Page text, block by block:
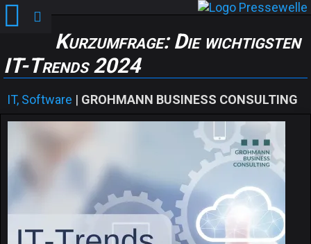
Kurzumfrage: Die wichtigsten
IT-Trends 2024
IT, Software | GROHMANN BUSINESS CONSULTING